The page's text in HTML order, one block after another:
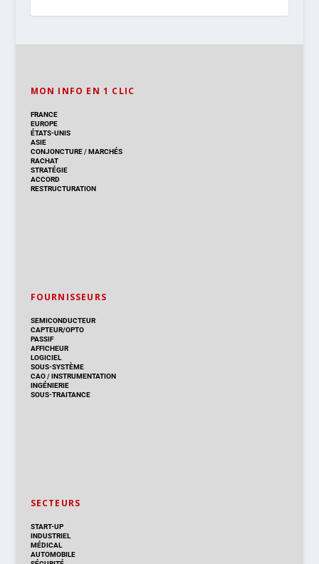
MON INFO EN 1 CLIC
FRANCE
EUROPE
ÉTATS-UNIS
ASIE
CONJONCTURE/MARCHÉS
RACHAT
STRATÉGIE
ACCORD
RESTRUCTURATION
FOURNISSEURS
SEMICONDUCTEUR
CAPTEUR/OPTO
PASSIF
AFFICHEUR
LOGICIEL
SOUS-SYSTÈME
CAO/INSTRUMENTATION
INGÉNIERIE
SOUS-TRAITANCE
SECTEURS
START-UP
INDUSTRIEL
MÉDICAL
AUTOMOBILE